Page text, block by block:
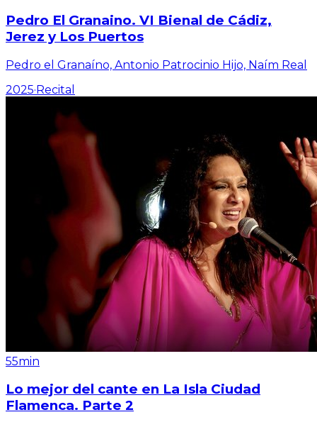
Pedro El Granaino. VI Bienal de Cádiz,
Jerez y Los Puertos
Pedro el Granaíno, Antonio Patrocinio Hijo, Naím Real
2025·Recital
55min
Lo mejor del cante en La Isla Ciudad
Flamenca. Parte 2